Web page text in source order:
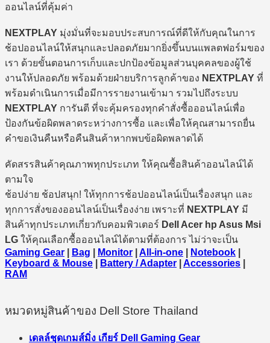
ออนไลน์ที่คุ้มค่า
NEXTPLAY มุ่งมั่นที่จะมอบประสบการณ์ที่ดีให้กับคุณในการ
ช้อปออนไลน์ให้สนุกและปลอดภัยมากยิ่งขึ้นบนแพลตฟอร์มของ
เรา ด้วยขั้นตอนการเก็บและปกป้องข้อมูลส่วนบุคคลของผู้ใช้
งานให้ปลอดภัย พร้อมด้วยฝ่ายบริการลูกค้าของ NEXTPLAY ที่
พร้อมดำเนินการเมื่อมีการรายงานเข้ามา รวมไปถึงระบบ
NEXTPLAY การันตี ที่จะคุ้มครองทุกคำสั่งซื้อออนไลน์เพื่อ
ป้องกันข้อผิดพลาดระหว่างการซื้อ และเพื่อให้คุณสามารถยื่น
คำขอเงินคืนหรือคืนสินค้าหากพบข้อผิดพลาดได้
คัดสรรสินค้าคุณภาพทุกประเภท ให้คุณซื้อสินค้าออนไลน์ได้
ตามใจ
ช้อปง่าย ช้อปสนุก! ให้ทุกการช้อปออนไลน์เป็นเรื่องสนุก และ
ทุกการสั่งของออนไลน์เป็นเรื่องง่าย เพราะที่ NEXTPLAY มี
สินค้าทุกประเภทเกี่ยวกับคอมพิวเตอร์ Dell Acer hp Asus Msi
LG ให้คุณเลือกซื้อออนไลน์ได้ตามที่ต้องการ ไม่ว่าจะเป็น
Gaming Gear
Bag Monitor All-in-one Notebook
Keyboard & Mouse
Battery / Adapter Accessories
RAM
หมวดหมู่สินค้าของ Dell Store Thailand
เดลล์ชุดเกมส์มิ่ง เกียร์ Dell Gaming Gear